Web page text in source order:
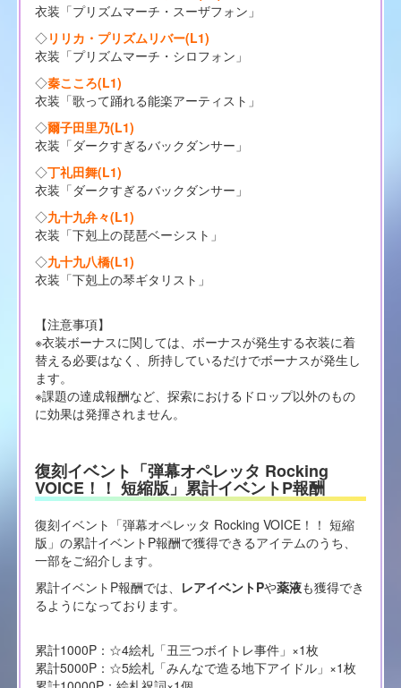
衣装「プリズムマーチ・スーザフォン」
◇リリカ・プリズムリバー(L1)
衣装「プリズムマーチ・シロフォン」
◇秦こころ(L1)
衣装「歌って踊れる能楽アーティスト」
◇爾子田里乃(L1)
衣装「ダークすぎるバックダンサー」
◇丁礼田舞(L1)
衣装「ダークすぎるバックダンサー」
◇九十九弁々(L1)
衣装「下剋上の琵琶ベーシスト」
◇九十九八橋(L1)
衣装「下剋上の琴ギタリスト」
【注意事項】
※衣装ボーナスに関しては、ボーナスが発生する衣装に着
替える必要はなく、所持しているだけでボーナスが発生し
ます。
※課題の達成報酬など、探索におけるドロップ以外のもの
に効果は発揮されません。
復刻イベント「弾幕オペレッタ Rocking
VOICE！！ 短縮版」累計イベントP報酬
復刻イベント「弾幕オペレッタ Rocking VOICE！！ 短縮
版」の累計イベントP報酬で獲得できるアイテムのうち、
一部をご紹介します。
累計イベントP報酬では、
レアイベントPや薬液も獲得でき
るようになっております。
累計1000P：☆4絵札「丑三つボイトレ事件」×1枚
累計5000P：☆5絵札「みんなで造る地下アイドル」×1枚